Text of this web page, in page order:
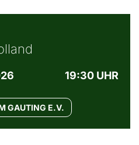
19:30 UHR
GAUTING E.V.